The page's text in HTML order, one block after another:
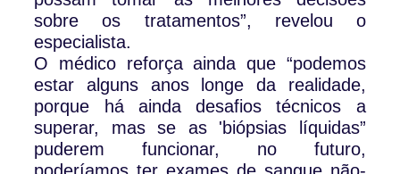
sobre os tratamentos”, revelou o
especialista.
O médico reforça ainda que “podemos
estar alguns anos longe da realidade,
porque há ainda desafios técnicos a
superar, mas se as 'biópsias líquidas”
puderem funcionar, no futuro,